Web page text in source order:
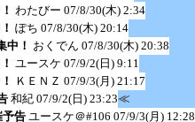
わたびー 07/8/30(木) 2:34
ぽち 07/8/30(木) 20:14
中！ おくでん 07/8/30(木) 20:38
ユースケ 07/9/2(日) 9:11
ＫＥＮＺ 07/9/3(月) 21:17
和紀 07/9/2(日) 23:23≪
予告 ユースケ＠#106 07/9/3(月) 12:28